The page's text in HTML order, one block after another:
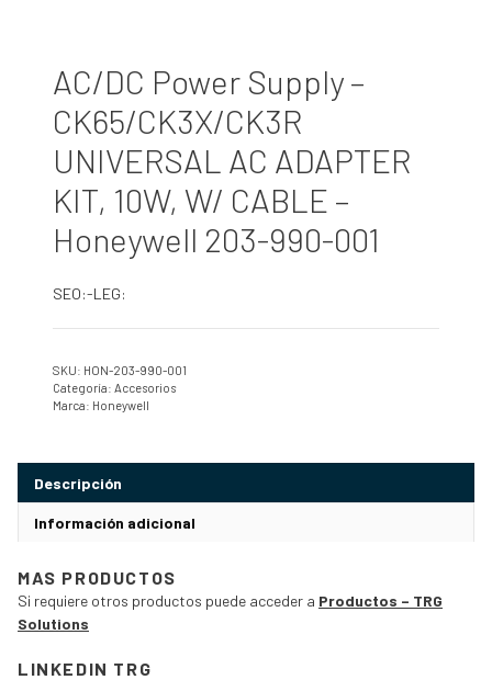
AC/DC Power Supply –
CK65/CK3X/CK3R
UNIVERSAL AC ADAPTER
KIT, 10W, W/ CABLE –
Honeywell 203-990-001
SEO:-LEG:
SKU: HON-203-990-001
Categoría: Accesorios
Marca: Honeywell
Descripción
Información adicional
MAS PRODUCTOS
Si requiere otros productos puede acceder a Productos – TRG
Solutions
LINKEDIN TRG